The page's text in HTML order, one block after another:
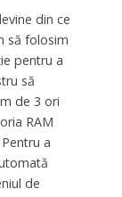
din ce
să folosim
pentru a
să
de 3 ori
RAM
a
de